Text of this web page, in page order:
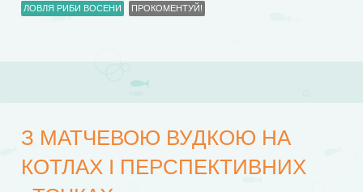
ЛОВЛЯ РИБИ ВОСЕНИ
ПРОКОМЕНТУЙ!
З МАТЧЕВОЮ ВУДКОЮ НА
КОТЛАХ І ПЕРСПЕКТИВНИХ